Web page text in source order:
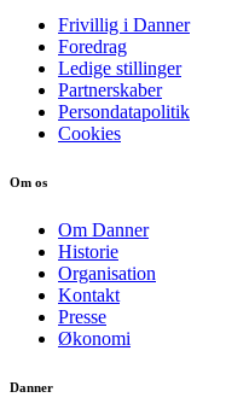
Frivillig i Danner
Foredrag
Ledige stillinger
Partnerskaber
Persondatapolitik
Cookies
Om os
Om Danner
Historie
Organisation
Kontakt
Presse
Økonomi
Danner